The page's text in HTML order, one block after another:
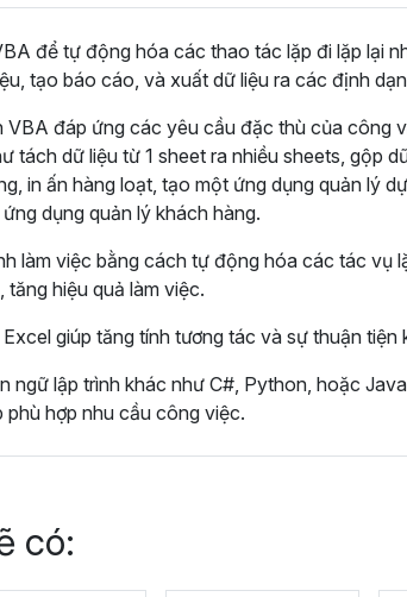
để tự động hóa các thao tác lặp đi lặp lại
tạo báo cáo, và xuất dữ liệu ra các định
VBA đáp ứng các yêu cầu đặc thù của công
tách dữ liệu từ 1 sheet ra nhiều sheets, gộp
in ấn hàng loạt, tạo một ứng dụng quản lý
dụng quản lý khách hàng.
làm việc bằng cách tự động hóa các tác vụ
tăng hiệu quả làm việc.
giúp tăng tính tương tác và sự thuận tiện
ngữ lập trình khác như C#, Python, hoặc
hợp nhu cầu công việc.
có: